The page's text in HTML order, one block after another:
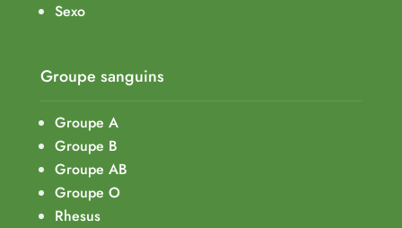
Sexo
Groupe sanguins
Groupe A
Groupe B
Groupe AB
Groupe O
Rhesus